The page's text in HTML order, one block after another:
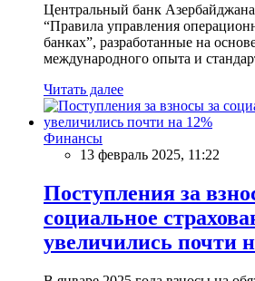
Центральный банк
“Правила управления
банках”, разработанные на
международного опыта и
Читать далее
Финансы
13 февраль 2025, 11:22
Поступления за
социальное
увеличились почти